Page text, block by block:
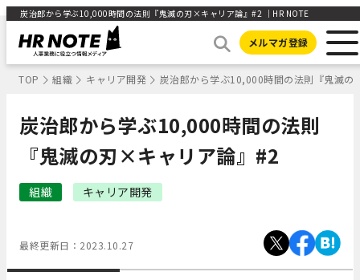
炭治郎から学ぶ10,000時間の法則『鬼滅の刃×キャリア論』#2 ｜HR NOTE
メルマガ登録
TOP 組織 キャリア開発 炭治郎から学ぶ10,000時間の法則『鬼滅
炭治郎から学ぶ10,000時間の法則
『鬼滅の刃×キャリア論』#2
組織 キャリア開発
最終更新日： 2023.10.27